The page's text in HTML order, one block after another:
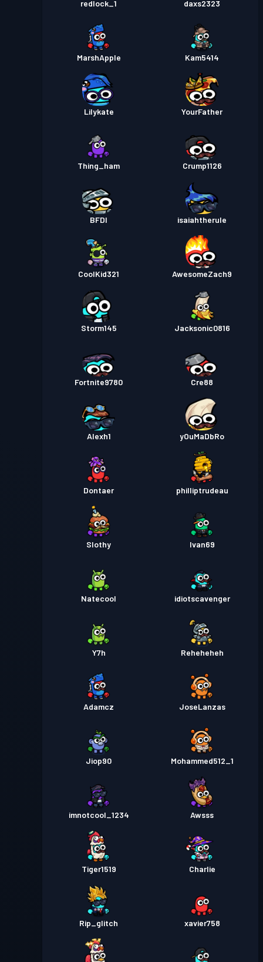
redlock_1 daxs2323
MarshApple Kam5414
Lilykate YourFather
Thing_ham Crump1126
BFDI isaiahtherule
CoolKid321 AwesomeZach9
Storm145 Jacksonic0816
Fortnite9780 Cre88
Alexh1 yOuMaDbRo
Dontaer philliptrudeau
Slothy Ivan69
Natecool idiotscavenger
Y7h Reheheheh
Adamcz JoseLanzas
Jiop90 Mohammed512_1
imnotcool_1234 Awsss
Tiger1519 Charlie
Rip_glitch xavier758